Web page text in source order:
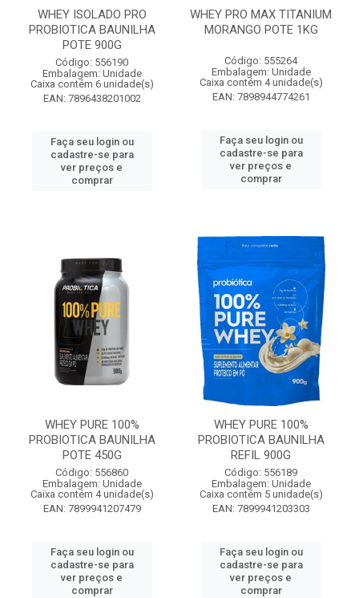
WHEY ISOLADO PRO
PROBIOTICA BAUNILHA
POTE 900G
Código: 556190
Embalagem: Unidade
Caixa contém 6 unidade(s)
EAN: 7896438201002
Faça seu login ou
cadastre-se para
ver preços e
comprar
WHEY PRO MAX TITANIUM
MORANGO POTE 1KG
Código: 555264
Embalagem: Unidade
Caixa contém 4 unidade(s)
EAN: 7898944774261
Faça seu login ou
cadastre-se para
ver preços e
comprar
WHEY PURE 100%
PROBIOTICA BAUNILHA
POTE 450G
Código: 556860
Embalagem: Unidade
Caixa contém 4 unidade(s)
EAN: 7899941207479
Faça seu login ou
cadastre-se para
ver preços e
comprar
WHEY PURE 100%
PROBIOTICA BAUNILHA
REFIL 900G
Código: 556189
Embalagem: Unidade
Caixa contém 5 unidade(s)
EAN: 7899941203303
Faça seu login ou
cadastre-se para
ver preços e
comprar